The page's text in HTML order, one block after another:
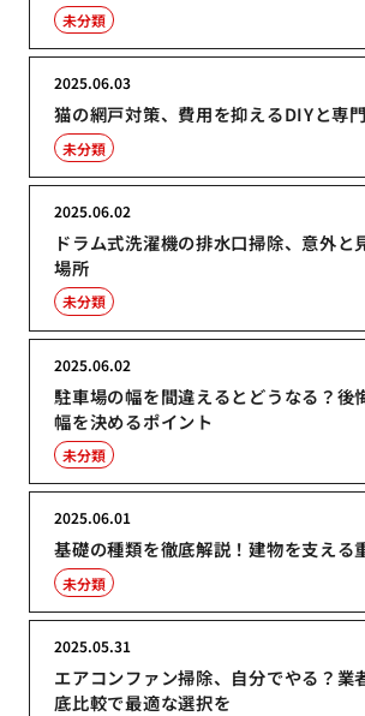
未分類
猫の網戸対策、費用を抑えるDIYと専
2025.06.03
未分類
ドラム式洗濯機の排水口掃除、意外と
場所
2025.06.02
未分類
駐車場の幅を間違えるとどうなる？後
幅を決めるポイント
2025.06.02
未分類
基礎の種類を徹底解説！建物を支える
2025.06.01
未分類
エアコンファン掃除、自分でやる？業
底比較で最適な選択を
2025.05.31